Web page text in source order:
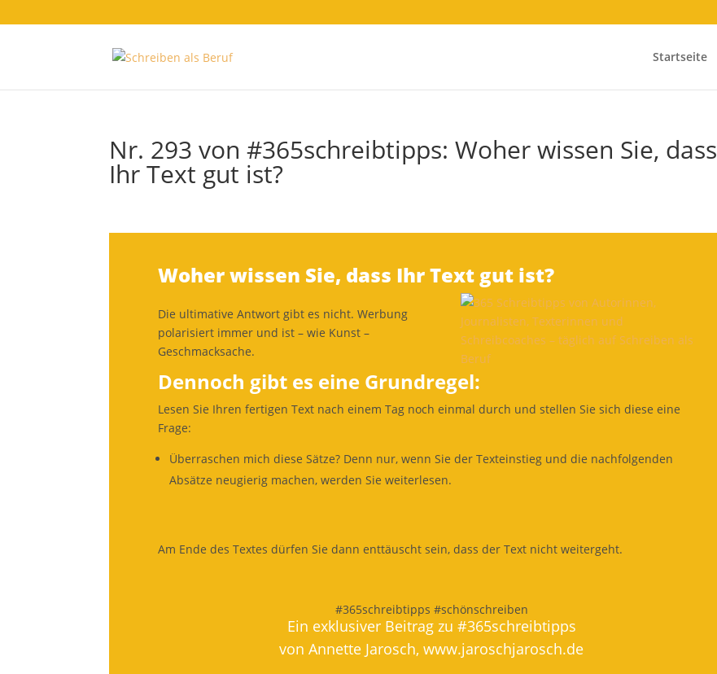
Startseite
Nr. 293 von #365schreibtipps: Woher wissen Sie, dass
Ihr Text gut ist?
Woher wissen Sie, dass Ihr Text gut ist?
Die ultimative Antwort gibt es nicht. Werbung
polarisiert immer und ist – wie Kunst –
Geschmacksache.
Dennoch gibt es eine Grundregel:
Lesen Sie Ihren fertigen Text nach einem Tag noch einmal durch und stellen Sie sich diese eine
Frage:
Überraschen mich diese Sätze? Denn nur, wenn Sie der Texteinstieg und die nachfolgenden
Absätze neugierig machen, werden Sie weiterlesen.
Am Ende des Textes dürfen Sie dann enttäuscht sein, dass der Text nicht weitergeht.
#365schreibtipps #schönschreiben
Ein exklusiver Beitrag zu #365schreibtipps
von Annette Jarosch,www.jaroschjarosch.de